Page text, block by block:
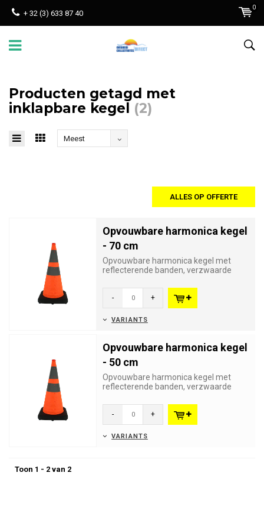
+ 32 (3) 633 87 40
0
Producten getagd met
inklapbare kegel (2)
Meest
ALLES OP OFFERTE
Opvouwbare harmonica kegel
- 70 cm
Opvouwbare harmonica kegel met
reflecterende banden, verzwaarde
lamp...
- +
VARIANTS
Opvouwbare harmonica kegel
- 50 cm
Opvouwbare harmonica kegel met
reflecterende banden, verzwaarde
lamp...
- +
VARIANTS
Toon 1 - 2 van 2